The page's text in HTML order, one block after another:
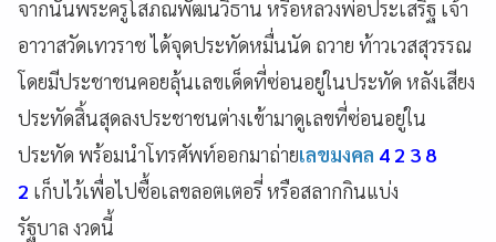
จากนั้นพระครูโสภณพัฒนวิธาน หรือหลวงพ่อประเสริฐ เจ้า
อาวาสวัดเทวราช ได้จุดประทัดหมื่นนัด ถวาย ท้าวเวสสุวรรณ
โดยมีประชาชนคอยลุ้นเลขเด็ดที่ซ่อนอยู่ในประทัด หลังเสียง
ประทัดสิ้นสุดลงประชาชนต่างเข้ามาดูเลขที่ซ่อนอยู่ใน
ประทัด พร้อมนำโทรศัพท์ออกมาถ่ายเลขมงคล 4 2 3 8
2 เก็บไว้เพื่อไปซื้อเลขลอตเตอรี่ หรือสลากกินแบ่ง
รัฐบาล งวดนี้